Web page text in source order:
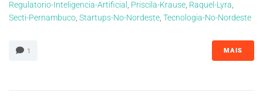
Regulatorio-Inteligencia-Artificial
Priscila-Krause Raquel-Lyra
Secti-Pernambuco Startups-No-Nordeste Tecnologia-No-Nordeste
1 MAIS